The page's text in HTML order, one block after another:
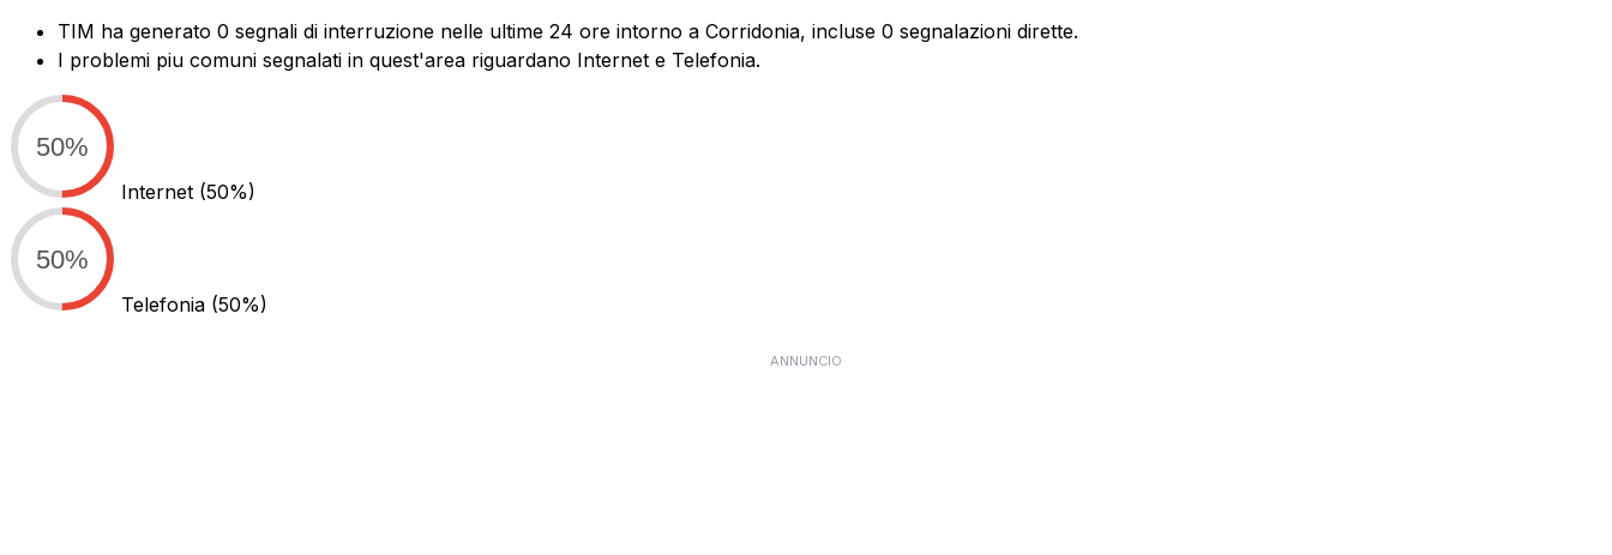
TIM ha generato 0 segnali di interruzione nelle ultime 24 ore intorno a Corridonia, incluse 0 segnalazioni dirette.
I problemi piu comuni segnalati in quest'area riguardano Internet e Telefonia.
50%
Internet (50%)
50%
Telefonia (50%)
ANNUNCIO